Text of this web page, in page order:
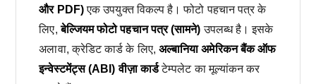
और PDF)एक उपयुक्त विकल्प है। फोटो पहचान पत्र के
लिए,बेल्जियम फोटो पहचान पत्र (सामने) उपलब्ध है। इसके
अलावा, क्रेडिट कार्ड के लिए, अल्बानिया अमेरिकन बैंक ऑफ
इन्वेस्टमेंट्स (ABI) वीज़ा कार्डटेम्पलेट का मूल्यांकन कर